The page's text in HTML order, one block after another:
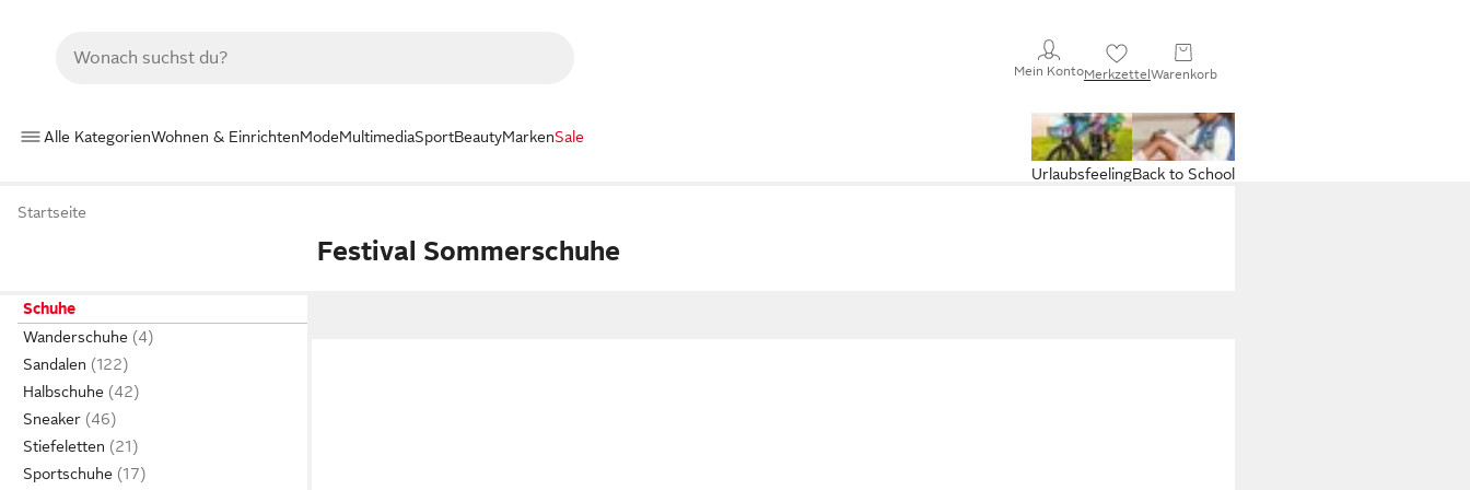
Mein KontoMerkzettelWarenkorb
Alle KategorienWohnen & EinrichtenModeMultimediaSportBeautyMarkenSale
Back to School
Urlaubsfeeling
Startseite
Festival Sommerschuhe
Schuhe
Wanderschuhe
Sandalen
Halbschuhe
Sneaker
Stiefeletten
Sportschuhe